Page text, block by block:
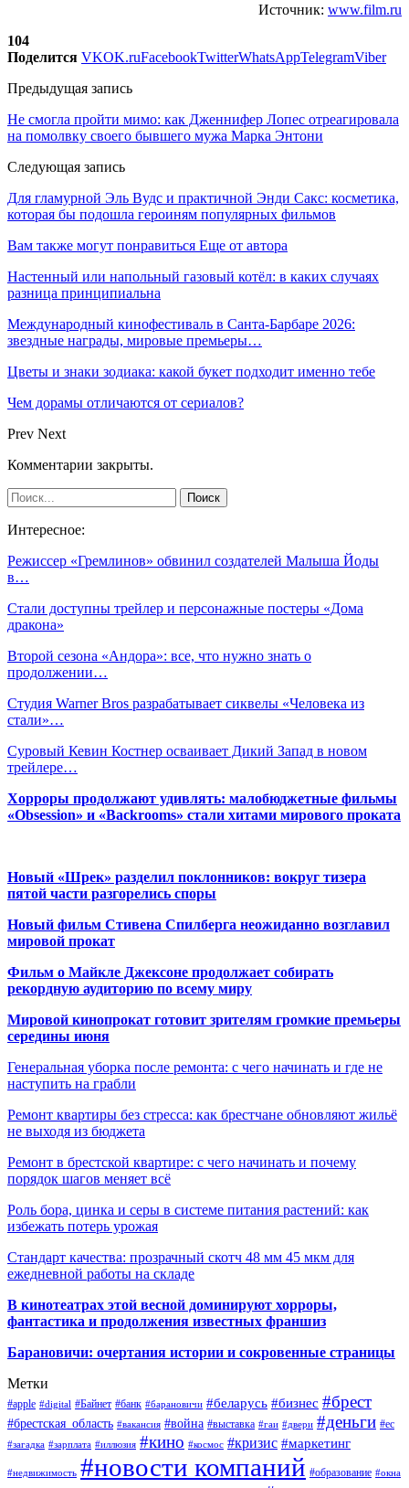
Источник: www.film.ru
104
Поделится VKOK.ruFacebookTwitterWhatsAppTelegramViber
Предыдущая запись
Не смогла пройти мимо: как Дженнифер Лопес отреагировала
на помолвку своего бывшего мужа Марка Энтони
Следующая запись
Для гламурной Эль Вудс и практичной Энди Сакс: косметика,
которая бы подошла героиням популярных фильмов
Вам также могут понравиться Еще от автора
Настенный или напольный газовый котёл: в каких случаях
разница принципиальна
Международный кинофестиваль в Санта-Барбаре 2026:
звездные награды, мировые премьеры…
Цветы и знаки зодиака: какой букет подходит именно тебе
Чем дорамы отличаются от сериалов?
Prev Next
Комментарии закрыты.
Интересное:
Режиссер «Гремлинов» обвинил создателей Малыша Йоды
в…
Стали доступны трейлер и персонажные постеры «Дома
дракона»
Второй сезона «Андора»: все, что нужно знать о
продолжении…
Студия Warner Bros разрабатывает сиквелы «Человека из
стали»…
Суровый Кевин Костнер осваивает Дикий Запад в новом
трейлере…
Хорроры продолжают удивлять: малобюджетные фильмы
«Obsession» и «Backrooms» стали хитами мирового проката
Новый «Шрек» разделил поклонников: вокруг тизера
пятой части разгорелись споры
Новый фильм Стивена Спилберга неожиданно возглавил
мировой прокат
Фильм о Майкле Джексоне продолжает собирать
рекордную аудиторию по всему миру
Мировой кинопрокат готовит зрителям громкие премьеры
середины июня
Генеральная уборка после ремонта: с чего начинать и где не
наступить на грабли
Ремонт квартиры без стресса: как брестчане обновляют жильё
не выходя из бюджета
Ремонт в брестской квартире: с чего начинать и почему
порядок шагов меняет всё
Роль бора, цинка и серы в системе питания растений: как
избежать потерь урожая
Стандарт качества: прозрачный скотч 48 мм 45 мкм для
ежедневной работы на складе
В кинотеатрах этой весной доминируют хорроры,
фантастика и продолжения известных франшиз
Барановичи: очертания истории и сокровенные страницы
Метки
#apple #digital #Байнет #банк #барановичи #беларусь #бизнес #брест
#брестская_область #вакансия #война #выставка #гаи #двери #деньги #ес
#загадка #зарплата #иллюзия #кино #космос #кризис #маркетинг
#недвижимость #новости компаний #образование #окна